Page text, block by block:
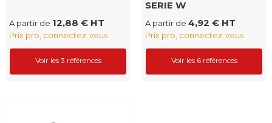
A partir de 12,88 € HT
Prix pro, connectez-vous
Voir les 3 références
SERIE W
A partir de 4,92 € HT
Prix pro, connectez-vous
Voir les 6 références